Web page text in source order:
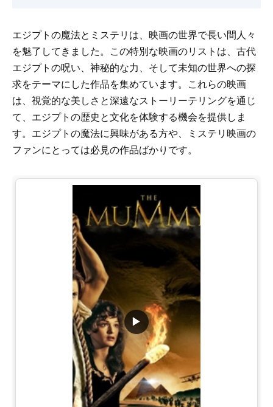
エジプトの魔法とミステリは、映画の世界で長い間人々
を魅了してきました。この特別な映画のリストは、古代
エジプトの呪い、神秘的な力、そして未知の世界への探
求をテーマにした作品を集めています。これらの映画
は、視覚的な美しさと深遠なストーリーテリングを通じ
て、エジプトの歴史と文化を体験する機会を提供しま
す。エジプトの魔法に興味がある方や、ミステリ映画の
ファンにとっては必見の作品ばかりです。
▶